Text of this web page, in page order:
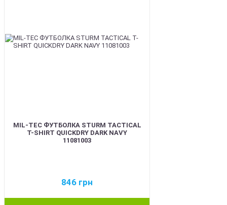
MIL-TEC ФУТБОЛКА STURM TACTICAL
T-SHIRT QUICKDRY DARK NAVY
11081003
846 грн